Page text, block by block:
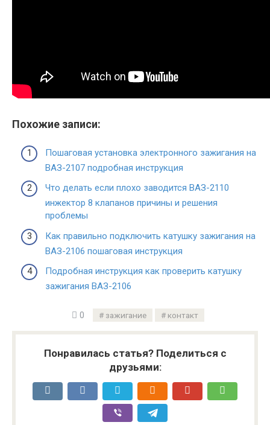
Похожие записи:
Пошаговая установка электронного зажигания на
ВАЗ-2107 подробная инструкция
Что делать если плохо заводится ВАЗ-2110
инжектор 8 клапанов причины и решения
проблемы
Как правильно подключить катушку зажигания на
ВАЗ-2106 пошаговая инструкция
Подробная инструкция как проверить катушку
зажигания ВАЗ-2106
0 зажигание контакт
Понравилась статья? Поделиться с
друзьями: